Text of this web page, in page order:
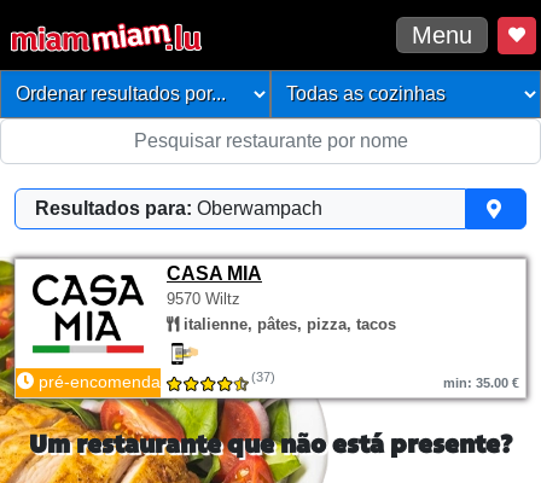
Menu
Resultados para: Oberwampach
CASA MIA
9570 Wiltz
italienne, pâtes, pizza, tacos
pré-encomenda (37) min: 35.00 €
Um restaurante que não está presente?